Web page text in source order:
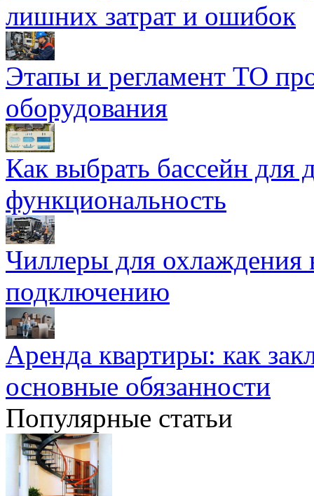
лишних затрат и ошибок
Этапы и регламент ТО
оборудования
Как выбрать бассейн для
функциональность
Чиллеры для охлаждения
подключению
Аренда квартиры: как
основные обязанности
Популярные статьи